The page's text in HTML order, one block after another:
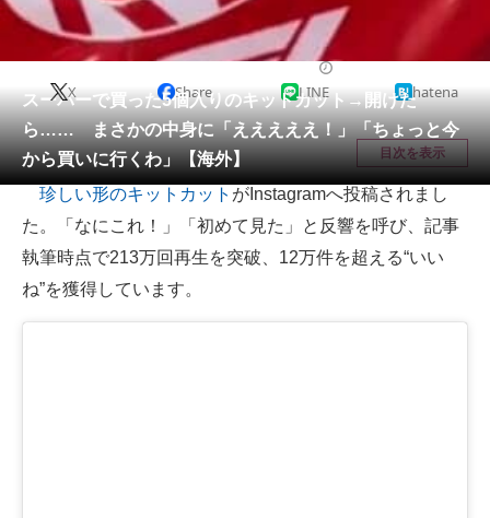
住まい 教育・育児
リサーチ
会員記事
メディア
注目記事を集めた総合ページ
ITの今と未来を見通す
スマホと通信の最新トレンド
スーパーで買った5個入りのキットカット→開けた
ら…… まさかの中身に「えええええ！」「ちょっと今
から買いに行くわ」【海外】
X Share LINE hatena
目次を表示
珍しい形のキットカット がInstagramへ投稿されまし
た。「なにこれ！」「初めて見た」と反響を呼び、記事
執筆時点で213万回再生を突破、12万件を超える“いい
ね”を獲得しています。